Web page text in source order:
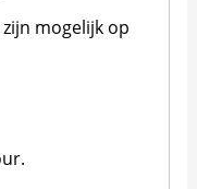
mogelijk op